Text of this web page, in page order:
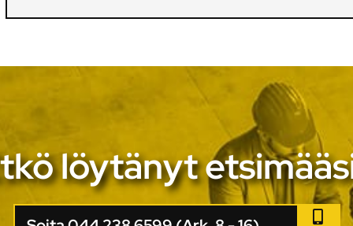
löytänyt